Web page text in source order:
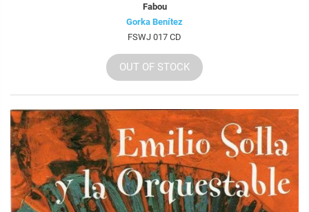
Fabou
Gorka Benítez
FSWJ 017 CD
OUT OF STOCK